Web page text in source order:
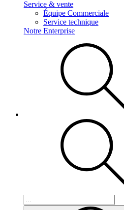
Service & vente
Équipe Commerciale
Service technique
Notre Enterprise